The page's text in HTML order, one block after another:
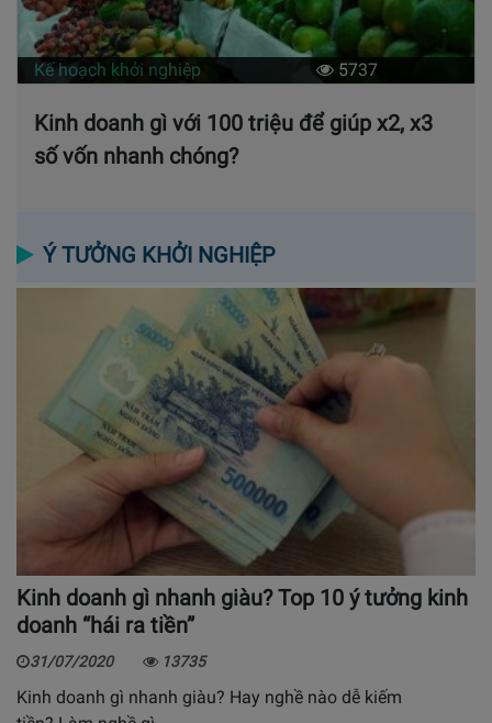
Kế hoạch khởi nghiệp 5737
Kinh doanh gì với 100 triệu để giúp x2, x3
số vốn nhanh chóng?
Ý TƯỞNG KHỞI NGHIỆP
Kinh doanh gì nhanh giàu? Top 10 ý tưởng kinh
doanh “hái ra tiền”
31/07/2020 13735
Kinh doanh gì nhanh giàu? Hay nghề nào dễ kiếm